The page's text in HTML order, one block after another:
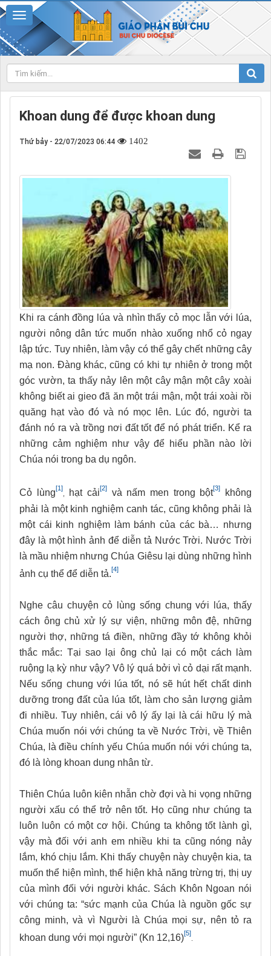
Khoan dung để được khoan dung
Thứ bảy - 22/07/2023 06:44 1402
Khi ra cánh đồng lúa và nhìn thấy cỏ mọc lẫn với lúa,
người nông dân tức muốn nhào xuống nhổ cỏ ngay
lập tức. Tuy nhiên, làm vậy có thể gây chết những cây
mạ non. Đàng khác, cũng có khi tự nhiên ở trong một
góc vườn, ta thấy nảy lên một cây mận một cây xoài
không biết ai gieo đã ăn một trái mận, một trái xoài rồi
quăng hạt vào đó và nó mọc lên. Lúc đó, người ta
đánh nó ra và trồng nơi đất tốt để nó phát triển. Kể ra
những cảm nghiệm như vậy để hiểu phần nào lời
Chúa nói trong ba dụ ngôn.
Cỏ lùng[1]
, hạt cải[2] và nấm men trong bột[3]
không
phải là một kinh nghiệm canh tác, cũng không phải là
một cái kinh nghiệm làm bánh của các bà… nhưng
đây là một hình ảnh để diễn tả Nước Trời. Nước Trời
là mầu nhiệm nhưng Chúa Giêsu lại dùng những hình
ảnh cụ thể để diễn tả.[4]
Nghe câu chuyện cỏ lùng sống chung với lúa, thấy
cách ông chủ xử lý sự viện, những môn đệ, những
người thợ, những tá điền, những đầy tớ không khỏi
thắc mắc: Tại sao lại ông chủ lại có một cách làm
ruộng lạ kỳ như vậy? Vô lý quá bởi vì cỏ dại rất mạnh.
Nếu sống chung với lúa tốt, nó sẽ hút hết chất dinh
dưỡng trong đất của lúa tốt, làm cho sản lượng giảm
đi nhiều. Tuy nhiên, cái vô lý ấy lại là cái hữu lý mà
Chúa muốn nói với chúng ta về Nước Trời, về Thiên
Chúa, là điều chính yếu Chúa muốn nói với chúng ta,
đó là lòng khoan dung nhân từ.
Thiên Chúa luôn kiên nhẫn chờ đợi và hi vọng những
người xấu có thể trở nên tốt. Họ cũng như chúng ta
luôn luôn có một cơ hội. Chúng ta không tốt lành gì,
vậy mà đối với anh em nhiều khi ta cũng nóng nảy
lắm, khó chịu lắm. Khi thấy chuyện này chuyện kia, ta
muốn thể hiện mình, thể hiện khả năng trừng trị, thị uy
của mình đối với người khác. Sách Khôn Ngoan nói
với chúng ta: “sức mạnh của Chúa là nguồn gốc sự
công minh, và vì Người là Chúa mọi sự, nên tỏ ra
khoan dung với mọi người” (Kn 12,16)[5]
.